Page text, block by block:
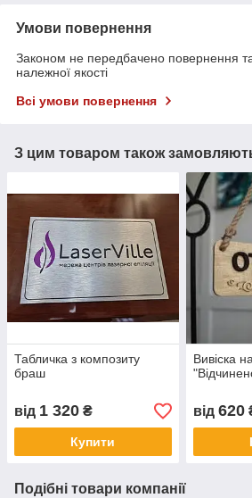
Умови повернення
Законом не передбачено повернення
належної якості
Всі умови повернення
З цим товаром також
Табличка з композиту
браш
від 1 320 ₴
Купити
Вивіска
від 620
Подібні товари компанії